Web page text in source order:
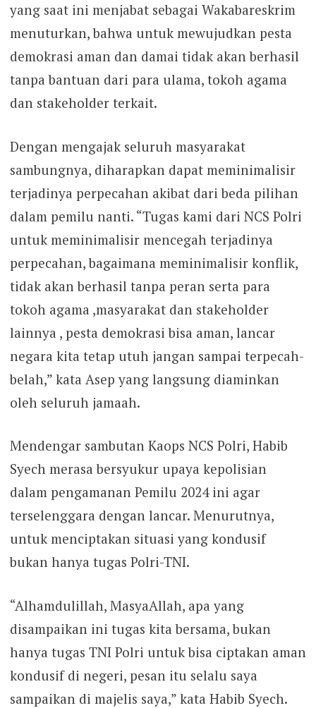
yang saat ini menjabat sebagai Wakabareskrim
menuturkan, bahwa untuk mewujudkan pesta
demokrasi aman dan damai tidak akan berhasil
tanpa bantuan dari para ulama, tokoh agama
dan stakeholder terkait.
Dengan mengajak seluruh masyarakat
sambungnya, diharapkan dapat meminimalisir
terjadinya perpecahan akibat dari beda pilihan
dalam pemilu nanti. “Tugas kami dari NCS Polri
untuk meminimalisir mencegah terjadinya
perpecahan, bagaimana meminimalisir konflik,
tidak akan berhasil tanpa peran serta para
tokoh agama ,masyarakat dan stakeholder
lainnya , pesta demokrasi bisa aman, lancar
negara kita tetap utuh jangan sampai terpecah-
belah,” kata Asep yang langsung diaminkan
oleh seluruh jamaah.
Mendengar sambutan Kaops NCS Polri, Habib
Syech merasa bersyukur upaya kepolisian
dalam pengamanan Pemilu 2024 ini agar
terselenggara dengan lancar. Menurutnya,
untuk menciptakan situasi yang kondusif
bukan hanya tugas Polri-TNI.
“Alhamdulillah, MasyaAllah, apa yang
disampaikan ini tugas kita bersama, bukan
hanya tugas TNI Polri untuk bisa ciptakan aman
kondusif di negeri, pesan itu selalu saya
sampaikan di majelis saya,” kata Habib Syech.